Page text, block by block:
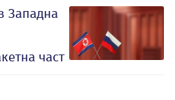
Западна
част